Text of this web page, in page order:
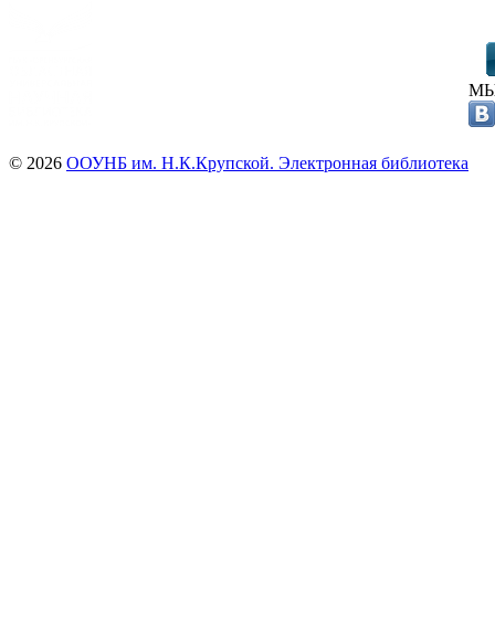
© 2026 ООУНБ им. Н.К.Крупской. Электронная библиотека